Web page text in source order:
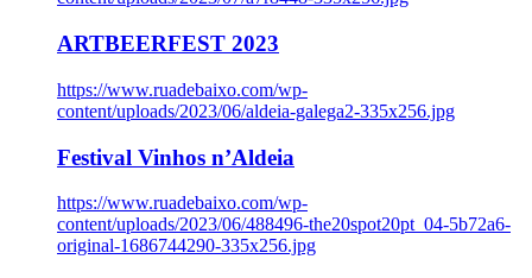
ARTBEERFEST 2023
https://www.ruadebaixo.com/wp-
content/uploads/2023/06/aldeia-galega2-335x256.jpg
Festival Vinhos n’Aldeia
https://www.ruadebaixo.com/wp-
content/uploads/2023/06/488496-the20spot20pt_04-5b72a6-
original-1686744290-335x256.jpg